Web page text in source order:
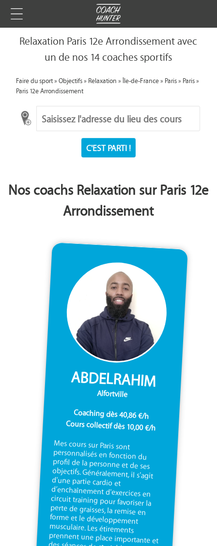
Relaxation Paris 12e Arrondissement avec
un de nos 14 coaches sportifs
Faire du sport»Objectifs»Relaxation»Île-de-France»Paris»Paris»
Paris 12e Arrondissement
C'EST PARTI !
Nos coachs Relaxation sur Paris 12e
Arrondissement
ABDELRAHIM
Alfortville
Coaching dès 40,86 €/h
Cours collectif dès 10,00 €/h
Mes cours sur Paris sont
personnalisés en fonction du
profil de la personne et de ses
objectifs. Généralement, il s'agit
d'une partie cardio et
d’enchaînement d'exercices en
circuit training pour favoriser la
perte de graisses, la remise en
forme et le développement
musculaire. Les étirements
prennent une place importante et
des séances de stretching seront